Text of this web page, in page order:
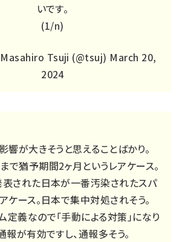
いです。
(1/n)
Tsuji (@tsuj) March 20,
2024
響が大きそうと思えることばかり。
で猶予期間2ヶ月というレアケース。
表された日本が一番汚染されたスパ
ケース。日本で集中対処されそう。
定義なので「手動による対策」になり
報が有効ですし、通報多そう。